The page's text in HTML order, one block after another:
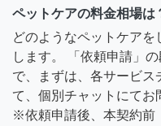
ペットケアの料金相場は
どのようなペットケア
します。 「依頼申請」
で、まずは、各サービス
て、個別チャットにてお
※依頼申請後、本契約前